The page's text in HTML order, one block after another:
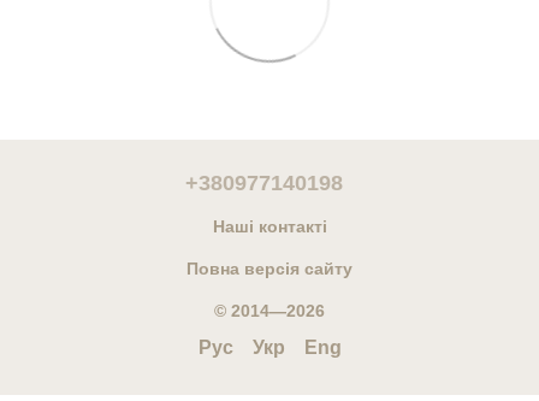
+380977140198
Наші контакті
Повна версія сайту
© 2014—2026
Рус Укр Eng